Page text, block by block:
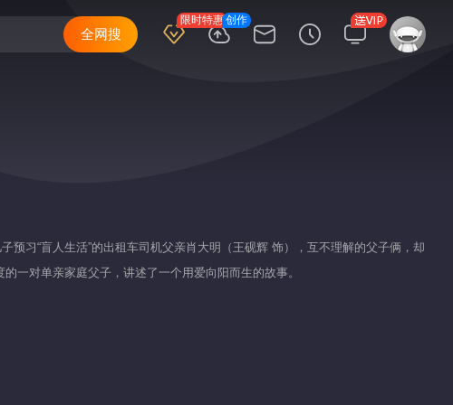
限时特惠创作
全网搜
预习“盲人生活”的出租车司机父亲肖大明（王砚辉 饰），互不理解的父子俩，却
一对单亲家庭父子，讲述了一个用爱向阳而生的故事。